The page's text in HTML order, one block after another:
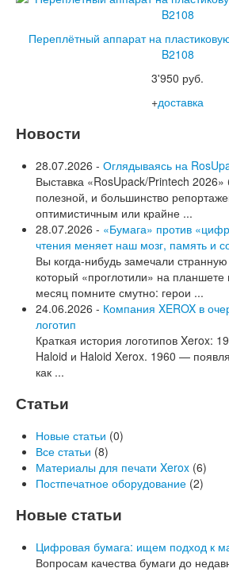
Переплётный аппарат на
B2108
3'950 руб.
+доставка
Новости
28.07.2026 - Оглядываясь на
Выставка «RosUpack/Printech
полезной, и большинство
оптимистичным или крайне ...
28.07.2026 - «Бумага» против
чтения меняет наш мозг, память и
Вы когда-нибудь замечали
который «проглотили» на планшете
месяц помните смутно: герои ...
24.06.2026 - Компания XEROX в
логотип
Краткая история логотипов Xerox:
Haloid и Haloid Xerox. 1960 —
как ...
Статьи
Новые статьи (0)
Все статьи (8)
Материалы для печати Xerox (6)
Постпечатное оборудование (2)
Новые статьи
Цифровая бумага: ищем подход к
Вопросам качества бумаги до